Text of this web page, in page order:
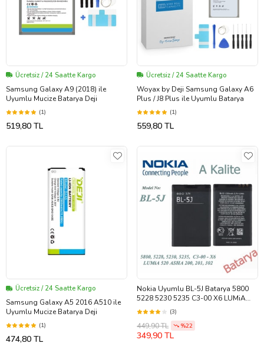
Ücretsiz / 24 Saatte Kargo
Samsung Galaxy A9 (2018) ile
Uyumlu Mucize Batarya Deji
(1)
519,80 TL
Ücretsiz / 24 Saatte Kargo
Woyax by Deji Samsung Galaxy A6
Plus / J8 Plus ile Uyumlu Batarya
(1)
559,80 TL
Ücretsiz / 24 Saatte Kargo
Samsung Galaxy A5 2016 A510 ile
Uyumlu Mucize Batarya Deji
(1)
474,80 TL
Nokia Uyumlu BL-5J Batarya 5800
5228 5230 5235 C3-00 X6 LUMiA
520 ASHA 200 201 302 Uyumlu A
Kalite Batarya
(3)
449,90 TL %22
349,90 TL